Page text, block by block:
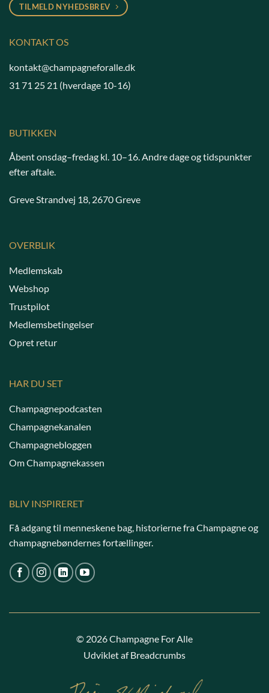
TILMELD NYHEDSBREV
KONTAKT OS
kontakt@champagneforalle.dk
31 71 25 21 (hverdage 10-16)
BUTIKKEN
Åbent onsdag–fredag kl. 10–16. Andre dage og tidspunkter
efter aftale.
Greve Strandvej 18, 2670 Greve
OVERBLIK
Medlemskab
Webshop
Trustpilot
Medlemsbetingelser
Opret retur
HAR DU SET
Champagnepodcasten
Champagnekanalen
Champagnebloggen
Om Champagnekassen
BLIV INSPIRERET
Få adgang til menneskene bag, historierne fra Champagne og
champagnebøndernes fortællinger.
© 2026 Champagne For Alle
Udviklet af Breadcrumbs